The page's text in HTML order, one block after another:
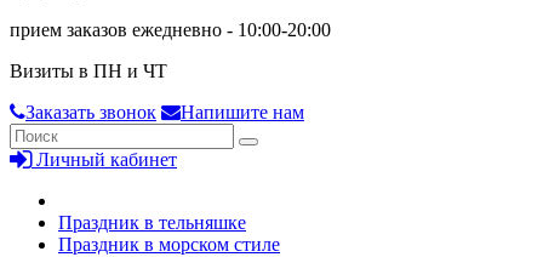
прием заказов ежедневно - 10:00-20:00
Визиты в ПН и ЧТ
Заказать звонок
Напишите нам
Личный кабинет
Праздник в тельняшке
Праздник в морском стиле